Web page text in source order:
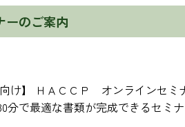
ーのご案内
け】 ＨＡＣＣＰ オンラインセ
分で最適な書類が完成できるセミ